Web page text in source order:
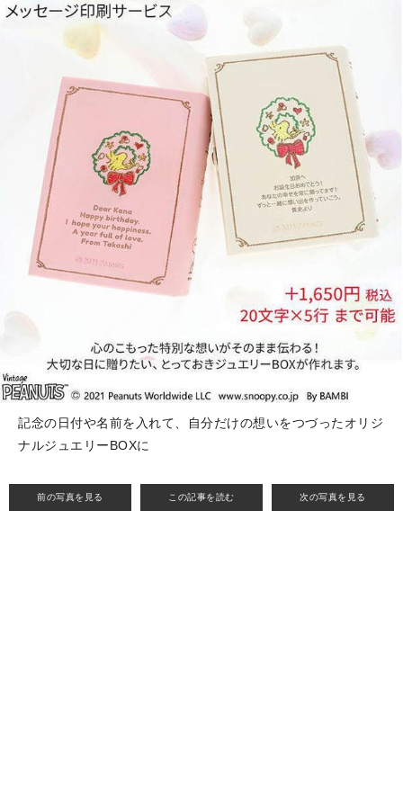
前の写真を見る この記事を読む 次の写真を見る
記念の日付や名前を入れて、自分だけの想いをつづったオリジ
ナルジュエリーBOXに